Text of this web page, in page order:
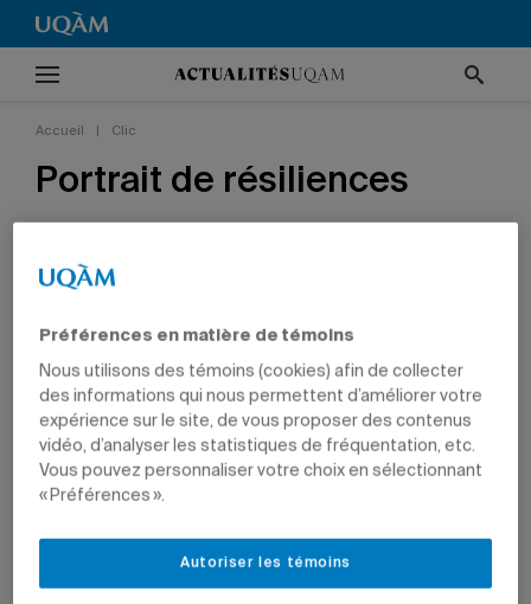
Accueil Clic
Portrait de résiliences
CLIC CULTURE
Préférences en matière de témoins
Nous utilisons des témoins (cookies) afin de collecter
des informations qui nous permettent d’améliorer votre
expérience sur le site, de vous proposer des contenus
vidéo, d’analyser les statistiques de fréquentation, etc.
Vous pouvez personnaliser votre choix en sélectionnant
« Préférences ».
Autoriser les témoins